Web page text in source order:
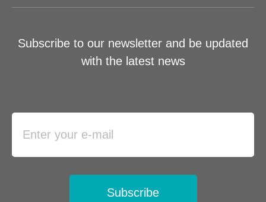
Subscribe to our newsletter and be updated
with the latest news
Subscribe